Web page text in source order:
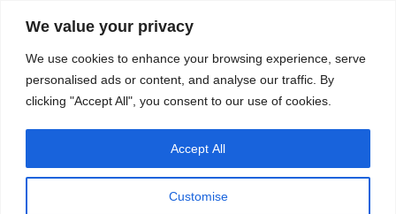
We value your privacy
We use cookies to enhance your browsing experience, serve
personalised ads or content, and analyse our traffic. By
clicking "Accept All", you consent to our use of cookies.
Customise
Accept All
स्रोत
मेनू
प्रकाशित
जलवायु परिवर्तन के साथ अनुकूलन